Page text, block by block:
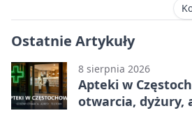
Ostatnie Artykuły
8 sierpnia 2026
Apteki w
otwarcia, dyżury,